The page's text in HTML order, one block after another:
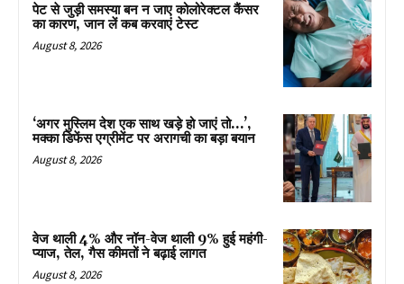
पेट से जुड़ी समस्या बन न जाए कोलोरेक्टल कैंसर
का कारण, जान लें कब करवाएं टेस्ट
August 8, 2026
‘अगर मुस्लिम देश एक साथ खड़े हो जाएं तो…’,
मक्का डिफेंस एग्रीमेंट पर अरागची का बड़ा बयान
August 8, 2026
वेज थाली 4% और नॉन-वेज थाली 9% हुई महंगी-
प्याज, तेल, गैस कीमतों ने बढ़ाई लागत
August 8, 2026